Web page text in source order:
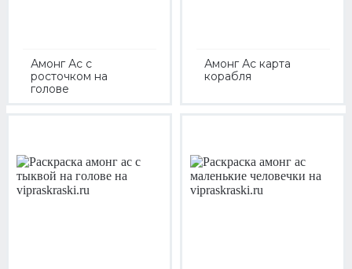
Амонг Ас с
росточком на
голове
Амонг Ас карта
корабля